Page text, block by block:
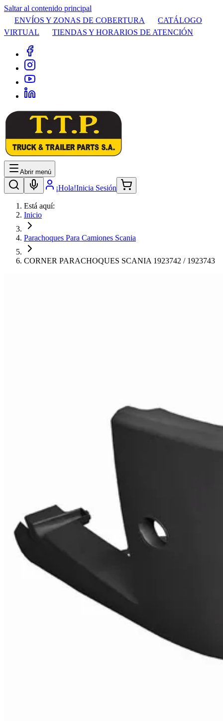
Saltar al contenido principal
ENVÍOS Y ZONAS DE COBERTURA
CATÁLOGO
VIRTUAL
TIENDAS Y HORARIOS DE ATENCIÓN
Abrir menú
¡Hola!Inicia Sesión
Está aquí:
Inicio
Parachoques Para Camiones Scania
CORNER PARACHOQUES SCANIA 1923742 / 1923743